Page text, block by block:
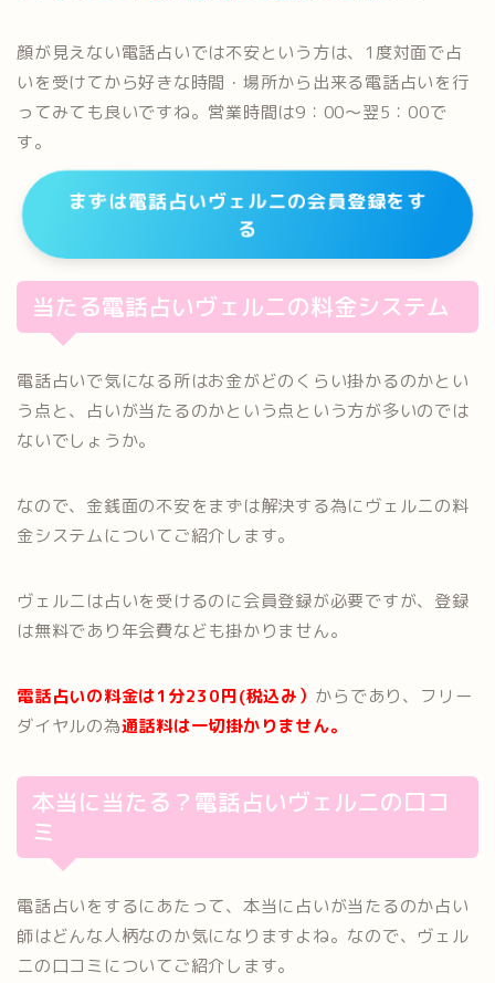
顔が見えない電話占いでは不安という方は、1度対面で占
いを受けてから好きな時間・場所から出来る電話占いを行
ってみても良いですね。営業時間は9：00～翌5：00で
す。
まずは電話占いヴェルニの会員登録をす
る
当たる電話占いヴェルニの料金システム
電話占いで気になる所はお金がどのくらい掛かるのかとい
う点と、占いが当たるのかという点という方が多いのでは
ないでしょうか。
なので、金銭面の不安をまずは解決する為にヴェルニの料
金システムについてご紹介します。
ヴェルニは占いを受けるのに会員登録が必要ですが、登録
は無料であり年会費なども掛かりません。
電話占いの料金は1分230円(税込み） からであり、フリー
ダイヤルの為通話料は一切掛かりません。
本当に当たる？電話占いヴェルニの口コ
ミ
電話占いをするにあたって、本当に占いが当たるのか占い
師はどんな人柄なのか気になりますよね。なので、ヴェル
ニの口コミについてご紹介します。